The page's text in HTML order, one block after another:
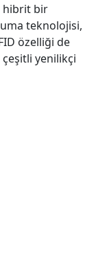
hibrit bir
teknolojisi,
özelliği de
yenilikçi